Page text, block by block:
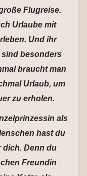
Flugreise.
Urlaube mit
Und ihr
besonders
braucht man
Urlaub, um
zu erholen.
als
hast du
dich. Denn du
Freundin